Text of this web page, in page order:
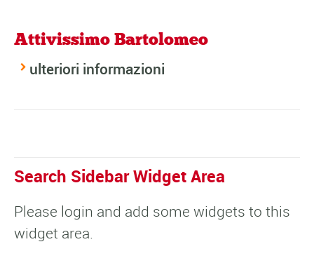
Attivissimo Bartolomeo
ulteriori informazioni
Search Sidebar Widget Area
Please login and add some widgets to this
widget area.